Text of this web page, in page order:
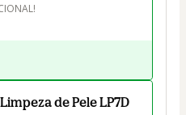
de Pele LP7D